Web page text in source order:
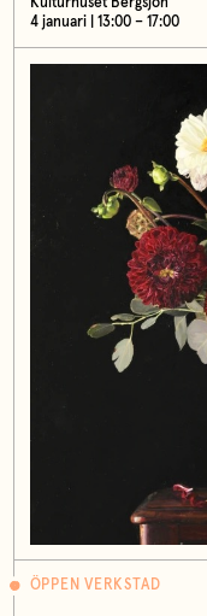
Kulturhuset Bergsjön
4 januari | 13:00 – 17:00
ÖPPEN VERKSTAD